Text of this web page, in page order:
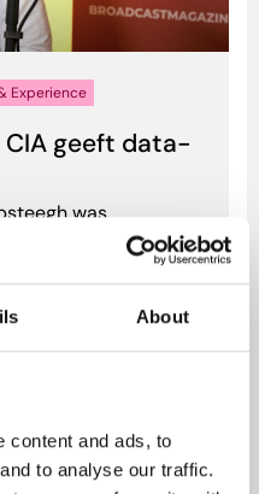
About
content and ads, to
to analyse our traffic.
Experience
CIA geeft data-
was
Media Lounge,